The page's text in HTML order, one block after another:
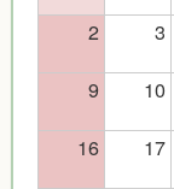
2
3
9
10
16
17